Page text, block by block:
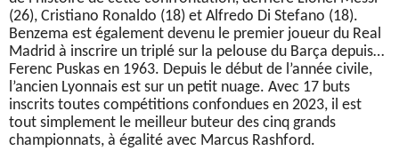
(26), Cristiano Ronaldo (18) et Alfredo Di Stefano (18).
Benzema est également devenu le premier joueur du Real
Madrid à inscrire un triplé sur la pelouse du Barça depuis…
Ferenc Puskas en 1963. Depuis le début de l’année civile,
l’ancien Lyonnais est sur un petit nuage. Avec 17 buts
inscrits toutes compétitions confondues en 2023, il est
tout simplement le meilleur buteur des cinq grands
championnats, à égalité avec Marcus Rashford.